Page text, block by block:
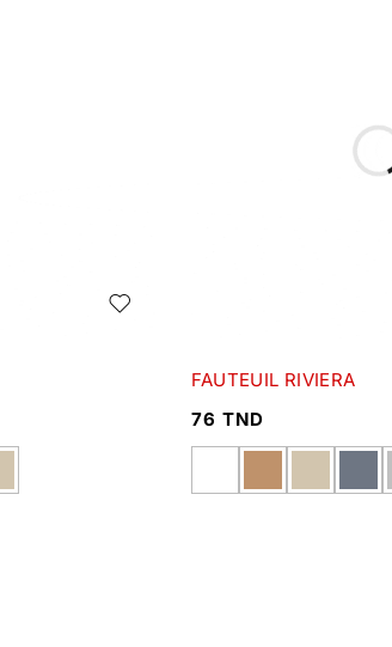
FAUTEUIL RIVIERA
76 TND